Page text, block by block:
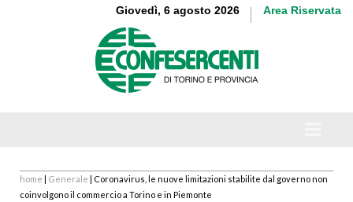
Giovedì, 6 agosto 2026 Area Riservata
home | Generale | Coronavirus, le nuove limitazioni stabilite dal governo non
coinvolgono il commercio a Torino e in Piemonte